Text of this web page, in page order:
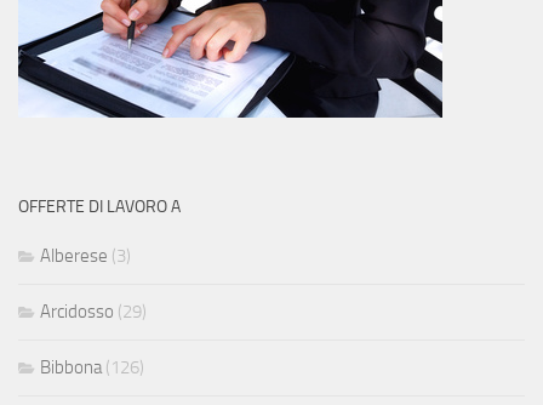
OFFERTE DI LAVORO A
Alberese (3)
Arcidosso (29)
Bibbona (126)